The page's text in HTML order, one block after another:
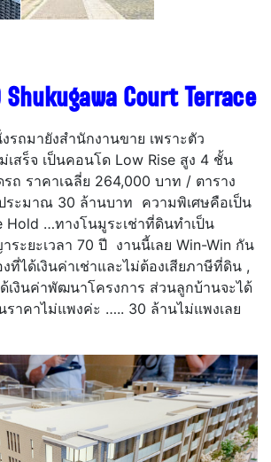
Shukugawa Court Terrace
รถมายังสำนักงานขาย เพราะตัว
เสร็จ เป็นคอนโด Low Rise สูง 4 ชั้น
ถ ราคาเฉลี่ย 264,000 บาท / ตาราง
ระมาณ 30 ล้านบาท ความพิเศษคือเป็น
Hold …ทางโนมูระเช่าที่ดินทำเป็น
ระยะเวลา 70 ปี งานนี้เลย Win-Win กัน
ที่ได้เงินค่าเช่าและไม่ต้องเสียภาษีที่ดิน ,
เงินค่าพัฒนาโครงการ ส่วนลูกบ้านจะได้
ราคาไม่แพงค่ะ ….. 30 ล้านไม่แพงเลย